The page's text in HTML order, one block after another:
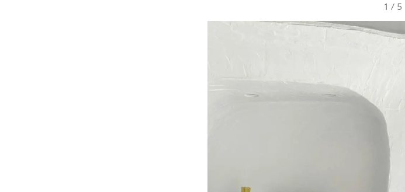
1 / 5